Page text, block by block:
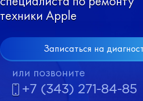
техники Apple
Записаться на
или позвоните
+7 (343) 271-84-85